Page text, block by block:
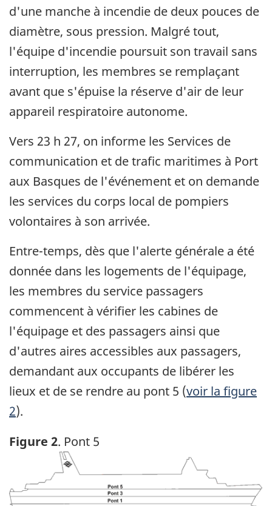
d'une manche à incendie de deux pouces de
diamètre, sous pression. Malgré tout,
l'équipe d'incendie poursuit son travail sans
interruption, les membres se remplaçant
avant que s'épuise la réserve d'air de leur
appareil respiratoire autonome.
Vers 23 h 27, on informe les Services de
communication et de trafic maritimes à Port
aux Basques de l'événement et on demande
les services du corps local de pompiers
volontaires à son arrivée.
Entre-temps, dès que l'alerte générale a été
donnée dans les logements de l'équipage,
les membres du service passagers
commencent à vérifier les cabines de
l'équipage et des passagers ainsi que
d'autres aires accessibles aux passagers,
demandant aux occupants de libérer les
lieux et de se rendre au pont 5 (voir la figure
2).
Figure 2. Pont 5